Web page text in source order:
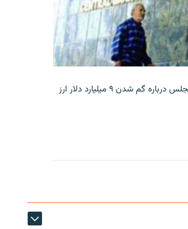
بانک مرکزی ایران روز جمعه با انتشار اطلاعیه‌ای، گفته‌های یک نماینده مجلس درباره گم شدن ۹ میلیارد دلار ارز